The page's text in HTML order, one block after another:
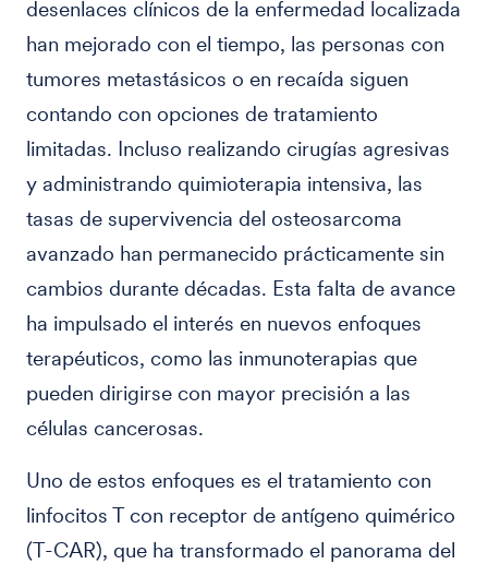
desenlaces clínicos de la enfermedad localizada
han mejorado con el tiempo, las personas con
tumores metastásicos o en recaída siguen
contando con opciones de tratamiento
limitadas. Incluso realizando cirugías agresivas
y administrando quimioterapia intensiva, las
tasas de supervivencia del osteosarcoma
avanzado han permanecido prácticamente sin
cambios durante décadas. Esta falta de avance
ha impulsado el interés en nuevos enfoques
terapéuticos, como las inmunoterapias que
pueden dirigirse con mayor precisión a las
células cancerosas.
Uno de estos enfoques es el tratamiento con
linfocitos T con receptor de antígeno quimérico
(T-CAR), que ha transformado el panorama del